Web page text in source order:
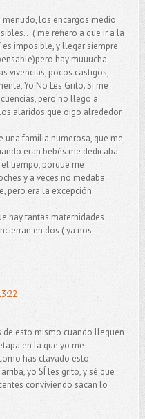
menudo, los encargos medio
( me refiero a que ir a la
imposible, y llegar siempre
hay muuucha
vivencias, pocos castigos,
Yo No Les Grito. Sí me
pero no llego a
alaridos que oigo alrededor.
una familia numerosa, que me
eran bebés me dedicaba
tiempo, porque me
y a veces no medaba
pero era la excepción.
hay tantas maternidades
en dos ( ya nos
de esto mismo cuando lleguen
en la que yo me
has clavado esto.
yo SÍ les grito, y sé que
conviviendo sacan lo